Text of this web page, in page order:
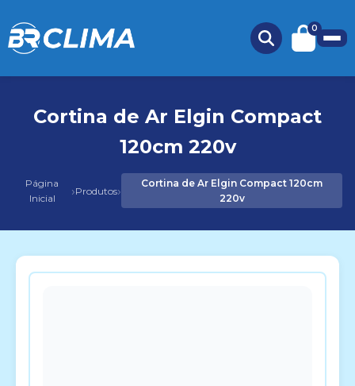
0
Cortina de Ar Elgin Compact
120cm 220v
Página
Inicial
›Produtos›
Cortina de Ar Elgin Compact 120cm
220v